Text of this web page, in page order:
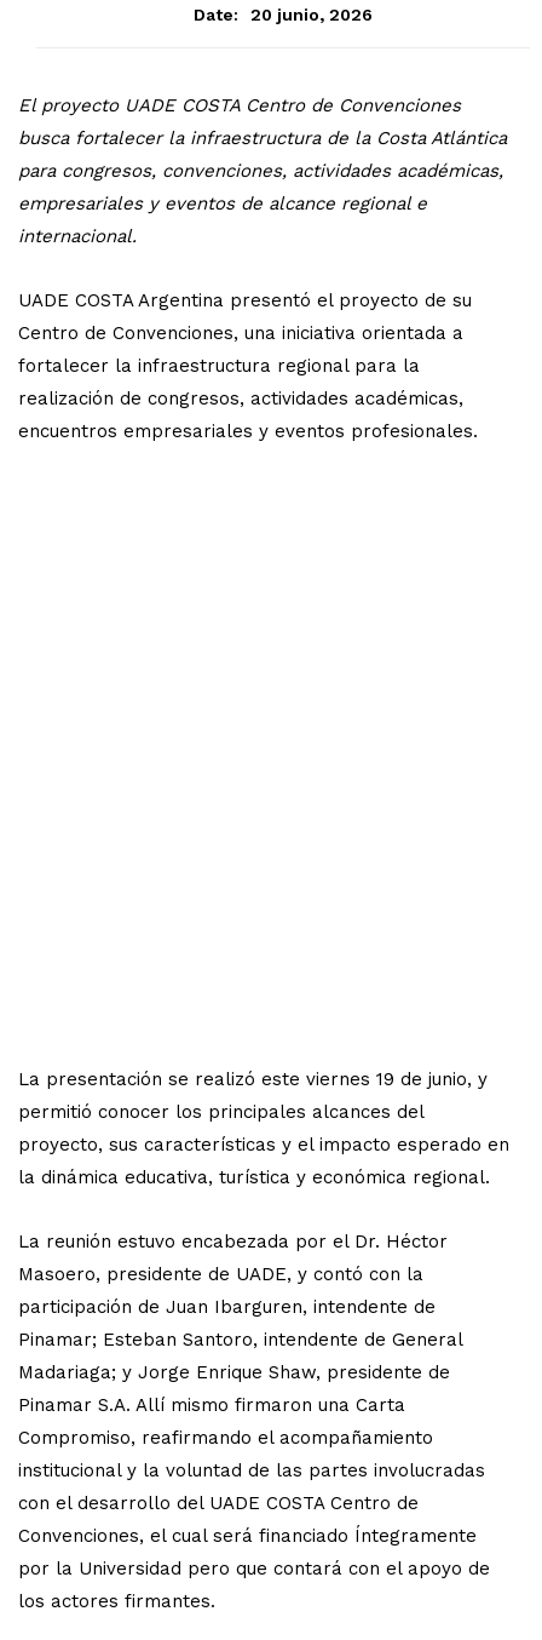
Date:
20 junio, 2026
El proyecto UADE COSTA Centro de Convenciones
busca fortalecer la infraestructura de la Costa Atlántica
para congresos, convenciones, actividades académicas,
empresariales y eventos de alcance regional e
internacional.
UADE COSTA Argentina presentó el proyecto de su
Centro de Convenciones, una iniciativa orientada a
fortalecer la infraestructura regional para la
realización de congresos, actividades académicas,
encuentros empresariales y eventos profesionales.
La presentación se realizó este viernes 19 de junio, y
permitió conocer los principales alcances del
proyecto, sus características y el impacto esperado en
la dinámica educativa, turística y económica regional.
La reunión estuvo encabezada por el Dr. Héctor
Masoero, presidente de UADE, y contó con la
participación de Juan Ibarguren, intendente de
Pinamar; Esteban Santoro, intendente de General
Madariaga; y Jorge Enrique Shaw, presidente de
Pinamar S.A. Allí mismo firmaron una Carta
Compromiso, reafirmando el acompañamiento
institucional y la voluntad de las partes involucradas
con el desarrollo del UADE COSTA Centro de
Convenciones, el cual será financiado Íntegramente
por la Universidad pero que contará con el apoyo de
los actores firmantes.